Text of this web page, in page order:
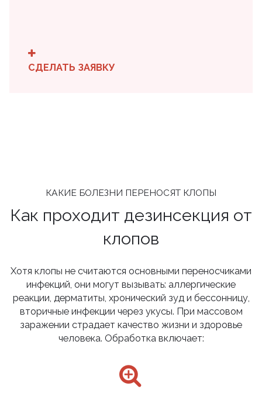
СДЕЛАТЬ ЗАЯВКУ
КАКИЕ БОЛЕЗНИ ПЕРЕНОСЯТ КЛОПЫ
Как проходит дезинсекция от
клопов
Хотя клопы не считаются основными переносчиками
инфекций, они могут вызывать: аллергические
реакции, дерматиты, хронический зуд и бессонницу,
вторичные инфекции через укусы. При массовом
заражении страдает качество жизни и здоровье
человека. Обработка включает: